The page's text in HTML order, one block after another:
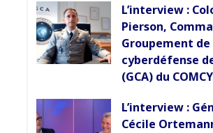
L’interview :
Pierson,
Groupement de
cyberdéfense
(GCA) du
L’interview :
Cécile